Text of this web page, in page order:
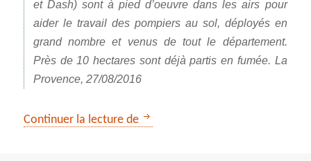
et Dash) sont à pied d’oeuvre dans les airs pour
aider le travail des pompiers au sol, déployés en
grand nombre et venus de tout le département.
Près de 10 hectares sont déjà partis en fumée. La
Provence, 27/08/2016
Continuer la lecture de Sentier du petit patrimoine rural